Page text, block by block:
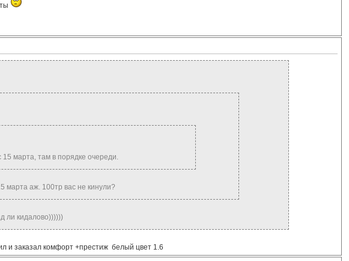
15 марта, там в порядке очереди.
марта аж. 100тр вас не кинули?
ли кидалово))))))
и заказал комфорт +престиж белый цвет 1.6